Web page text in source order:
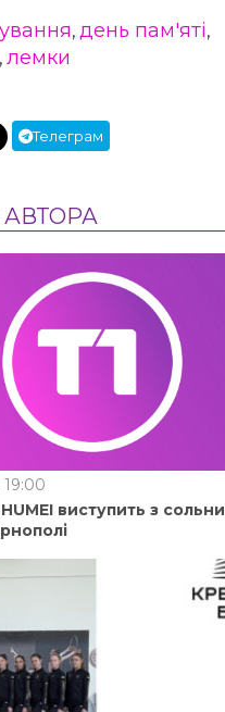
, день пам'яті,
, лемки
Телеграм
АВТОРА
19:00
виступить з